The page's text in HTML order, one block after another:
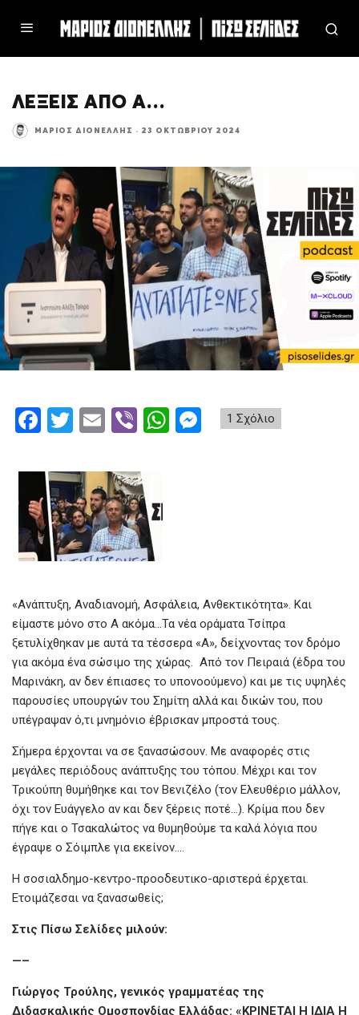
ΛΕΞΕΙΣ ΑΠΟ Α…
ΜΆΡΙΟΣ ΔΙΟΝΈΛΛΗΣ · 23 ΟΚΤΩΒΡΊΟΥ 2024
1 Σχόλιο
F
ce
b
o
o
T
tt
er
E
ail
Vi
er
W
«Ανάπτυξη, Αναδιανομή, Ασφάλεια, Ανθεκτικότητα». Και
είμαστε μόνο στο Α ακόμα…Τα νέα οράματα Τσίπρα
ξετυλίχθηκαν με αυτά τα τέσσερα «Α», δείχνοντας τον δρόμο
για ακόμα ένα σώσιμο της χώρας. Από τον Πειραιά (έδρα του
Μαρινάκη, αν δεν έπιασες το υπονοούμενο) και με τις υψηλές
παρουσίες υπουργών του Σημίτη αλλά και δικών του, που
υπέγραψαν ό,τι μνημόνιο έβρισκαν μπροστά τους.
Σήμερα έρχονται να σε ξανασώσουν. Με αναφορές στις
μεγάλες περιόδους ανάπτυξης του τόπου. Μέχρι και τον
Τρικούπη θυμήθηκε και τον Βενιζέλο (τον Ελευθέριο μάλλον,
όχι τον Ευάγγελο αν και δεν ξέρεις ποτέ…). Κρίμα που δεν
πήγε και ο Τσακαλώτος να θυμηθούμε τα καλά λόγια που
έγραψε ο Σόιμπλε για εκείνον….
Η σοσιαλδημο-κεντρο-προοδευτικο-αριστερά έρχεται.
Ετοιμάζεσαι να ξανασωθείς;
Στις Πίσω Σελίδες μιλούν:
—–
Γιώργος Τρούλης, γενικός γραμματέας της
Διδασκαλικής Ομοσπονδίας Ελλάδας: «ΚΡΙΝΕΤΑΙ Η ΙΔΙΑ Η